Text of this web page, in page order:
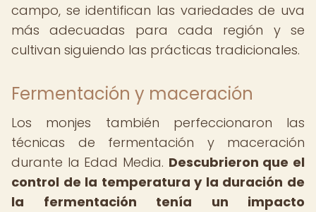
campo, se identifican las variedades de uva
más adecuadas para cada región y se
cultivan siguiendo las prácticas tradicionales.
Fermentación y maceración
Los monjes también perfeccionaron las
técnicas de fermentación y maceración
durante la Edad Media. Descubrieron que el
control de la temperatura y la duración de
la fermentación tenía un impacto